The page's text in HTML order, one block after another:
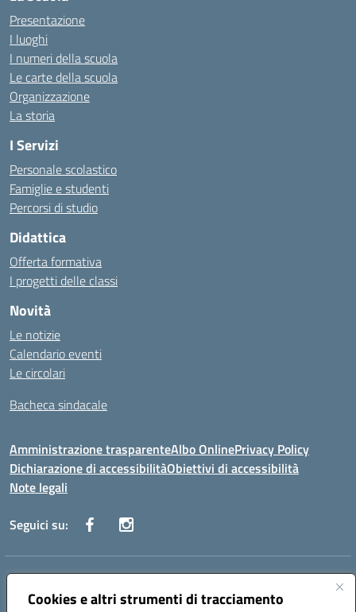
Cookies e altri strumenti di tracciamento
Presentazione
I luoghi
I numeri della scuola
Le carte della scuola
Organizzazione
La storia
I Servizi
Personale scolastico
Famiglie e studenti
Percorsi di studio
Didattica
Offerta formativa
I progetti delle classi
Novità
Le notizie
Calendario eventi
Le circolari
Bacheca sindacale
Amministrazione trasparenteAlbo OnlinePrivacy Policy
Dichiarazione di accessibilitàObiettivi di accessibilità
Note legali
Seguici su:
Indirizzo:
Centralino:0924 534873 Salemi - 0924534879 Partanna